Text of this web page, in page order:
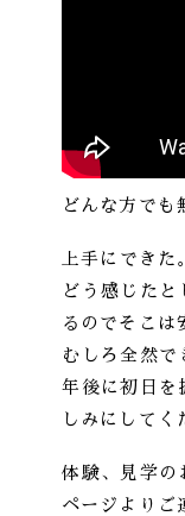
どんな方でも
上手にでき
どう感じた
るのでそこは
むしろ全然で
年後に初日を
しみにしてく
体験、見学の
ページよりご